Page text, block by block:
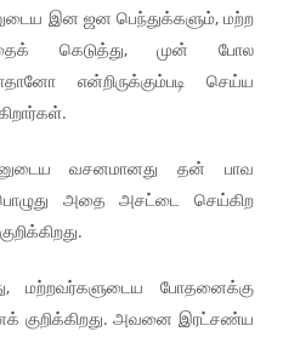
இன ஜன பெந்துக்களும், மற்ற
கெடுத்து, முன் போல
என்றிருக்கும்படி செய்ய
வசனமானது தன் பாவ
அதை அசட்டை செய்கிற
மற்றவர்களுடைய போதனைக்கு
குறிக்கிறது. அவனை இரட்சண்ய